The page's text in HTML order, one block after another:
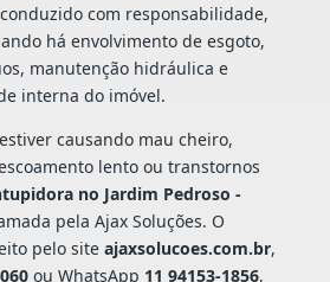
com responsabilidade,
há envolvimento de esgoto,
manutenção hidráulica e
interna do imóvel.
causando mau cheiro,
lento ou transtornos
no Jardim Pedroso -
pela Ajax Soluções. O
pelo site ajaxsolucoes.com.br,
ou WhatsApp 11 94153-1856,